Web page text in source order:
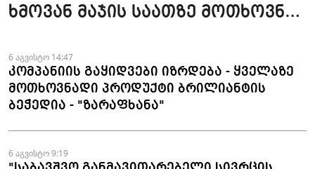
ხმოვან მაჯის საათზე მოთხოვნა
6 აგვისტო 14:47
კომპანიის გაყიდვები იზრდება - ყველაზე
მოთხოვნადი პროდუქტი ბრილიანტის
ბეჭედია - "ზარაფხანა"
6 აგვისტო 9:19